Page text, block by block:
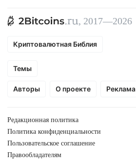
, 2017—2026
Криптовалютная Библия
Темы
Авторы О проекте Реклама
Редакционная политика
Политика конфиденциальности
Пользовательское соглашение
Правообладателям